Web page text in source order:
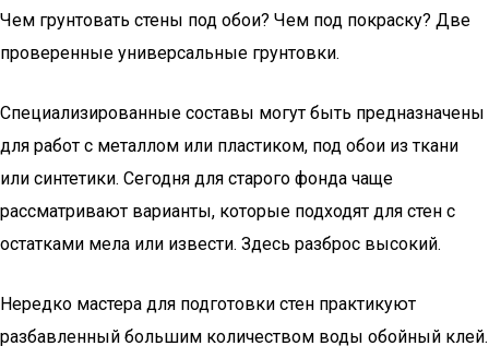
Чем грунтовать стены под обои? Чем под покраску? Две
проверенные универсальные грунтовки.
Специализированные составы могут быть предназначены
для работ с металлом или пластиком, под обои из ткани
или синтетики. Сегодня для старого фонда чаще
рассматривают варианты, которые подходят для стен с
остатками мела или извести. Здесь разброс высокий.
Нередко мастера для подготовки стен практикуют
разбавленный большим количеством воды обойный клей.